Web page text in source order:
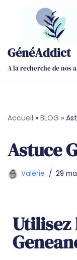
contenu
GénéAddict
A la recherche de nos
Accueil » BLOG »
Astuce
Valérie 29